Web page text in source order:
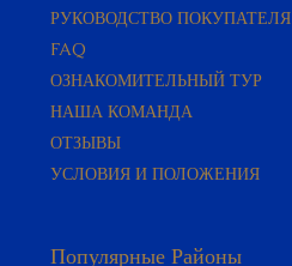
РУКОВОДСТВО ПОКУПАТЕЛЯ​
FAQ
ОЗНАКОМИТЕЛЬНЫЙ ТУР
НАША КОМАНДА
ОТЗЫВЫ
УСЛОВИЯ И ПОЛОЖЕНИЯ
Популярные Районы